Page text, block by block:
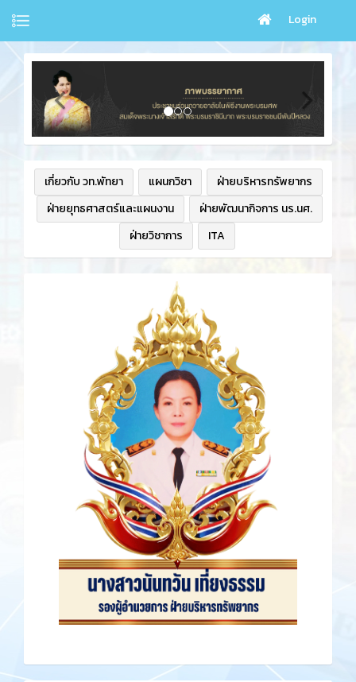
Login
เกี่ยวกับ วท.พัทยา แผนกวิชา
ฝ่ายบริหารทรัพยากร
ฝ่ายยุทธศาสตร์และแผนงาน
ฝ่ายพัฒนากิจการ นร.นศ.
ฝ่ายวิชาการ
ITA